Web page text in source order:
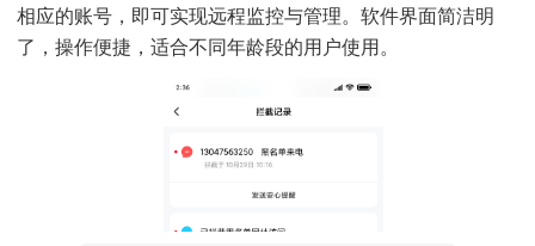
相应的账号，即可实现远程监控与管理。软件界面简洁明
了，操作便捷，适合不同年龄段的用户使用。